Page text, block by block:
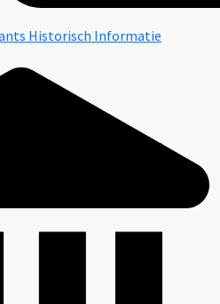
Historisch Informatie